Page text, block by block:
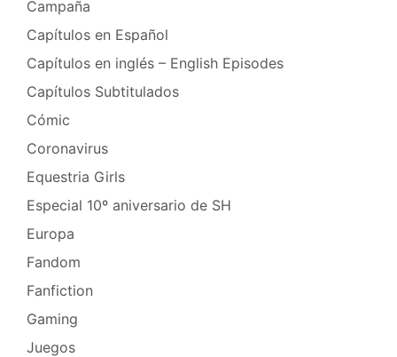
Campaña
Capítulos en Español
Capítulos en inglés – English Episodes
Capítulos Subtitulados
Cómic
Coronavirus
Equestria Girls
Especial 10º aniversario de SH
Europa
Fandom
Fanfiction
Gaming
Juegos